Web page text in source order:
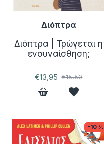
Διόπτρα
Διόπτρα | Τρώγεται η
ενσυναίσθηση;
€13,95 €15,50
-10 %